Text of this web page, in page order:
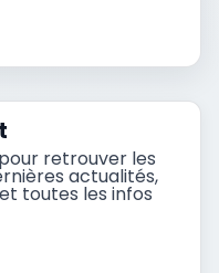
retrouver les
actualités,
toutes les infos